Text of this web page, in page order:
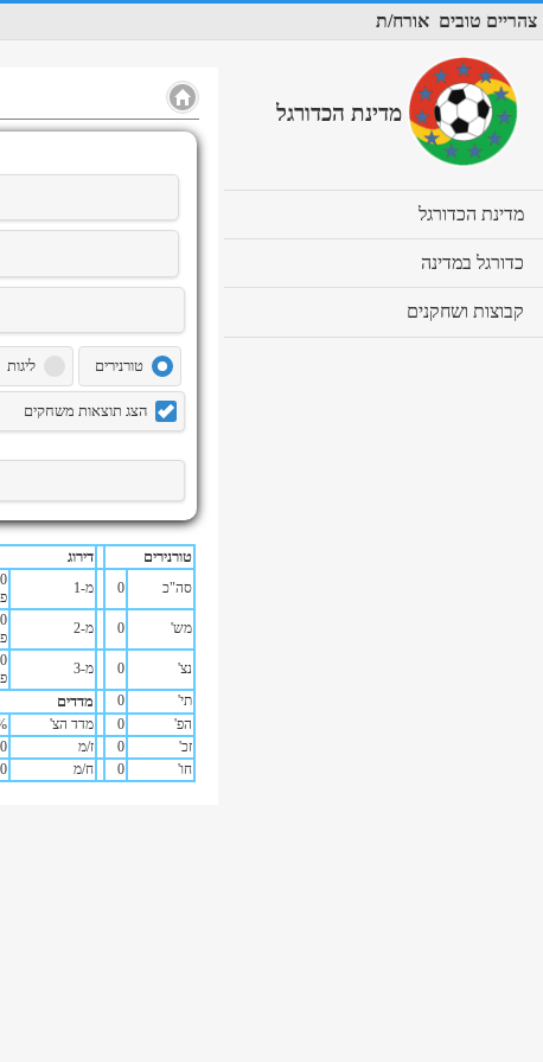
צהריים טובים אורח/ת
טורנירים ליגות
הצג תוצאות משחקים
טורנירים דירוג
סה"כ 0 מ-1
0
מש'
0 מ-2
0
נצ'
0 מ-3
0
תי'
0 מדדים
הפ' 0 מדד הצ'
זכ'
0 ז/מ
חו'
0 ח/מ
מדינת הכדורגל
מדינת הכדורגל
to
כדורגל במדינה
to
קבוצות ושחקנים
to